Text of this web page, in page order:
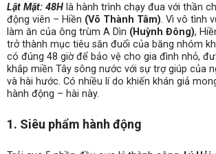
Lật Mặt: 48H là hành trình chạy đua với thần
động viên – Hiền (Võ Thành Tâm). Vì vô tình
làm ăn của ông trùm A Dìn (Huỳnh Đông),
trở thành mục tiêu săn đuổi của băng nhóm
có đúng 48 giờ để bảo vệ cho gia đình nhỏ,
khắp miền Tây sông nước với sự trợ giúp của
và hài hước. Có nhiều lí do khiến khán giả
hành động – hài này.
1. Siêu phẩm hành động